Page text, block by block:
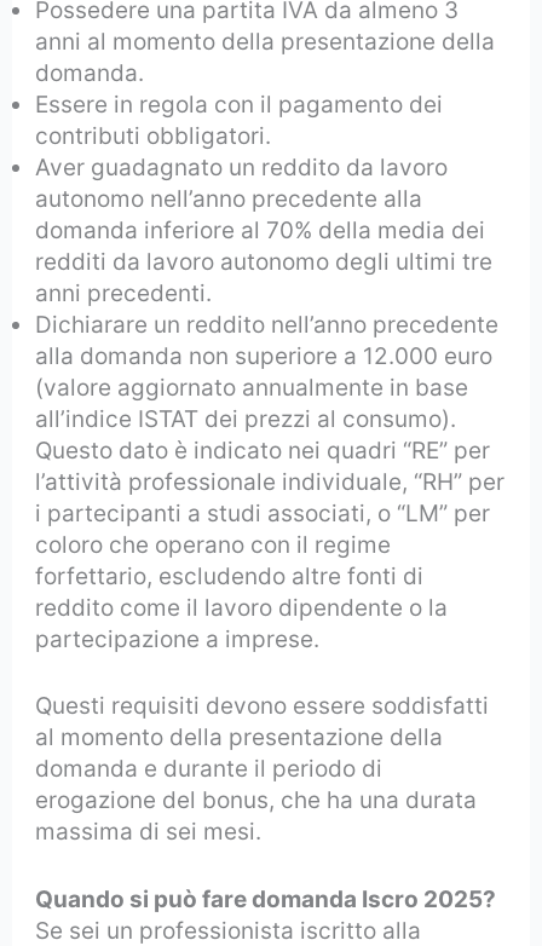
Possedere una partita IVA da almeno 3
anni al momento della presentazione della
domanda.
Essere in regola con il pagamento dei
contributi obbligatori.
Aver guadagnato un reddito da lavoro
autonomo nell’anno precedente alla
domanda inferiore al 70% della media dei
redditi da lavoro autonomo degli ultimi tre
anni precedenti.
Dichiarare un reddito nell’anno precedente
alla domanda non superiore a 12.000 euro
(valore aggiornato annualmente in base
all’indice ISTAT dei prezzi al consumo).
Questo dato è indicato nei quadri “RE” per
l’attività professionale individuale, “RH” per
i partecipanti a studi associati, o “LM” per
coloro che operano con il regime
forfettario, escludendo altre fonti di
reddito come il lavoro dipendente o la
partecipazione a imprese.
Questi requisiti devono essere soddisfatti
al momento della presentazione della
domanda e durante il periodo di
erogazione del bonus, che ha una durata
massima di sei mesi.
Quando si può fare domanda Iscro 2025?
Se sei un professionista iscritto alla